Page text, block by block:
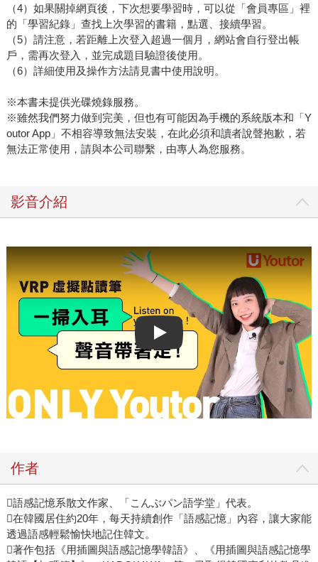
（4）如果關掉網頁後，下次想要學習時，可以從「會員專區」裡
的「學習紀錄」查找上次學習的書籍，點選、接續學習。
（5）請注意，若距離上次登入超過一個月，網站會自行登出帳
戶，需再次登入，並完成題目驗證後使用。
（6）詳細使用及操作方法請見書中使用說明。
※本書未提供光碟燒錄服務。
※雖然我們努力做到完美，但也有可能因為手機的系統版本和「Y
outor App」不相容導致無法安裝，在此必須和讀者說聲抱歉，若
無法正常使用，請與本公司聯繫，由專人為您服務。
影音介紹
Play video
作者
語感記憶系散文作家、「こんぶパン語学堂」代表。
在韓國居住約20年，每天持續創作「語感記憶」內容，讓大家能
透過語感輕鬆愉快地記住韓文。
著作包括《用插圖與語感記憶學韓語》、《用插圖與語感記憶學